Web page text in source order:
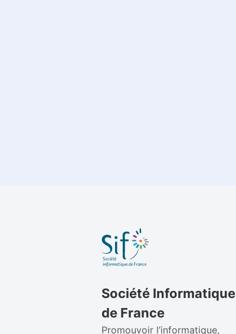
Société Informatique
de France
Promouvoir l’informatique,